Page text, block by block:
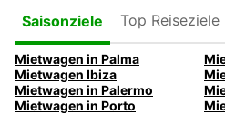
Saisonziele
Top Reiseziele
Mietwagen in Palma
Mietwagen Ibiza
Mietwagen in Palermo
Mietwagen in Porto